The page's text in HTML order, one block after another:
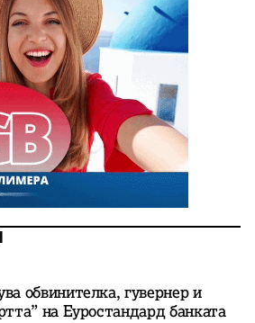
обвинителка, гувернер и
на Еуростандард банката